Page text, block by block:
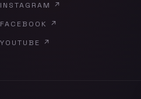
INSTAGRAM
↗
FACEBOOK
↗
YOUTUBE
↗